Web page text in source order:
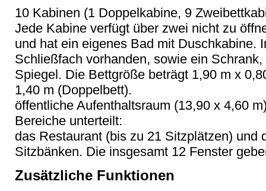
10 Kabinen (1 Doppelkabine, 9
Jede Kabine verfügt über zwei nicht zu
und hat ein eigenes Bad mit Duschkabine.
Schließfach vorhanden, sowie ein
Spiegel. Die Bettgröße beträgt 1,90 m x
1,40 m (Doppelbett).
öffentliche Aufenthaltsraum (13,90 x 4,60
Bereiche unterteilt:
das Restaurant (bis zu 21 Sitzplätzen) und
Sitzbänken. Die insgesamt 12 Fenster
Zusätzliche Funktionen